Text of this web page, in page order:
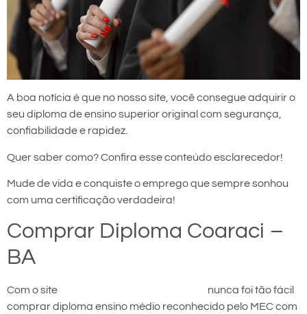
A boa notícia é que no nosso site, você consegue adquirir o
seu diploma de ensino superior original com segurança,
confiabilidade e rapidez.
Quer saber como? Confira esse conteúdo esclarecedor!
Mude de vida e conquiste o emprego que sempre sonhou
com uma certificação verdadeira!
Comprar Diploma Coaraci –
BA
Com o site
nunca foi tão fácil
comprar diploma ensino médio reconhecido pelo MEC com